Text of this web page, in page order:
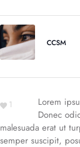
CCSM
1
Lorem
Donec
malesuada erat ut
semper suscipit,